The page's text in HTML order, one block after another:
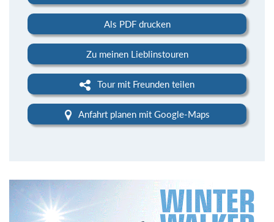
Als PDF drucken
Zu meinen Lieblinstouren
Tour mit Freunden teilen
Anfahrt planen mit Google-Maps